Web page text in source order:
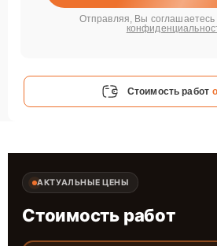
Отправляя, Вы соглашаетесь
Стоимость работ
АКТУАЛЬНЫЕ ЦЕНЫ
Стоимость работ